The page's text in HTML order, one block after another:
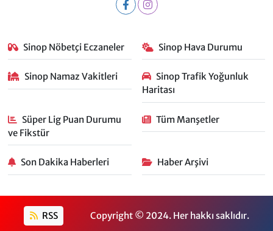
Sinop Nöbetçi Eczaneler Sinop Hava Durumu
Sinop Namaz Vakitleri
Sinop Trafik Yoğunluk
Haritası
Süper Lig Puan Durumu
ve Fikstür
Tüm Manşetler
Son Dakika Haberleri Haber Arşivi
RSS Copyright © 2024. Her hakkı saklıdır.